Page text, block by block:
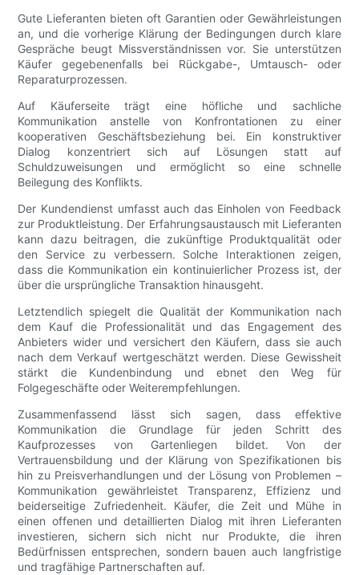
Gute Lieferanten bieten oft Garantien oder Gewährleistungen
an, und die vorherige Klärung der Bedingungen durch klare
Gespräche beugt Missverständnissen vor. Sie unterstützen
Käufer gegebenenfalls bei Rückgabe-, Umtausch- oder
Reparaturprozessen.
Auf Käuferseite trägt eine höfliche und sachliche
Kommunikation anstelle von Konfrontationen zu einer
kooperativen Geschäftsbeziehung bei. Ein konstruktiver
Dialog konzentriert sich auf Lösungen statt auf
Schuldzuweisungen und ermöglicht so eine schnelle
Beilegung des Konflikts.
Der Kundendienst umfasst auch das Einholen von Feedback
zur Produktleistung. Der Erfahrungsaustausch mit Lieferanten
kann dazu beitragen, die zukünftige Produktqualität oder
den Service zu verbessern. Solche Interaktionen zeigen,
dass die Kommunikation ein kontinuierlicher Prozess ist, der
über die ursprüngliche Transaktion hinausgeht.
Letztendlich spiegelt die Qualität der Kommunikation nach
dem Kauf die Professionalität und das Engagement des
Anbieters wider und versichert den Käufern, dass sie auch
nach dem Verkauf wertgeschätzt werden. Diese Gewissheit
stärkt die Kundenbindung und ebnet den Weg für
Folgegeschäfte oder Weiterempfehlungen.
Zusammenfassend lässt sich sagen, dass effektive
Kommunikation die Grundlage für jeden Schritt des
Kaufprozesses von Gartenliegen bildet. Von der
Vertrauensbildung und der Klärung von Spezifikationen bis
hin zu Preisverhandlungen und der Lösung von Problemen –
Kommunikation gewährleistet Transparenz, Effizienz und
beiderseitige Zufriedenheit. Käufer, die Zeit und Mühe in
einen offenen und detaillierten Dialog mit ihren Lieferanten
investieren, sichern sich nicht nur Produkte, die ihren
Bedürfnissen entsprechen, sondern bauen auch langfristige
und tragfähige Partnerschaften auf.